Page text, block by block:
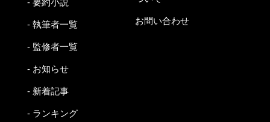
- 要約小説
- 執筆者一覧
- 監修者一覧
- お知らせ
- 新着記事
- ランキング
お問い合わせ